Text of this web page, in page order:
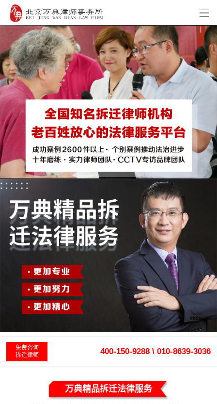
免费咨询
拆迁律师
400-150-9288 \ 010-8639-3036
万典精品拆迁法律服务